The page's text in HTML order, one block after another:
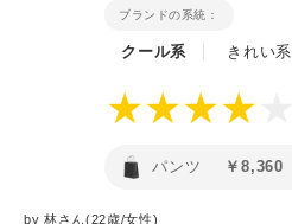
ブランドの系統：
クール系 きれい系
パンツ ￥8,360
by林さん(22歳/女性)